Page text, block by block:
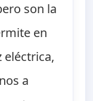
son la
en
eléctrica,
a